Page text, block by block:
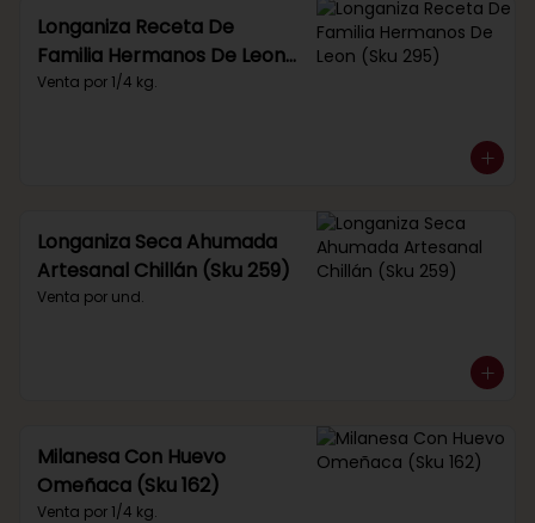
Longaniza Receta De
Familia Hermanos De Leon
(Sku 295)
Venta por 1/4 kg.
Longaniza Seca Ahumada
Artesanal Chillán (Sku 259)
Venta por und.
Milanesa Con Huevo
Omeñaca (Sku 162)
Venta por 1/4 kg.